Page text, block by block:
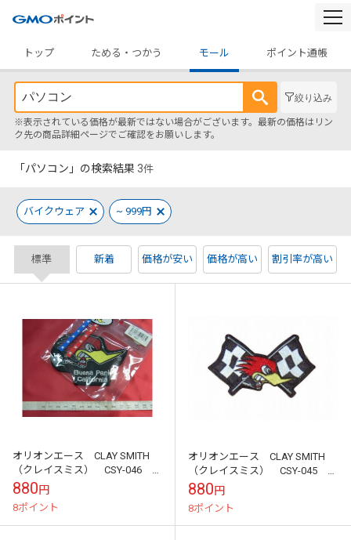
トップ
ためる・つかう モール ポイント通帳
絞り込み
※表示されている価格が最新ではない場合がございます。最新の価格はリン
ク先の商品詳細ページでご確認をお願いします。
「パソコン」の検索結果 3件
バイクウェア ~ 999円
標準 新着 価格が安い 価格が高い 割引率が高い
オリオンエース CLAY SMITH
（クレイスミス） CSY-046 ワ
ッペン
880円
8ポイント
オリオンエース CLAY SMITH
（クレイスミス） CSY-045 ワ
ッペン
880円
8ポイント